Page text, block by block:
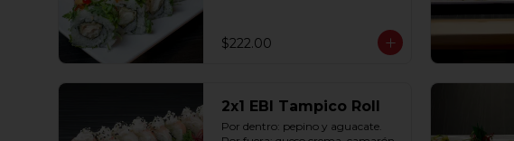
$222.00
2x1 EBI Tampico Roll
Por dentro: pepino y aguacate.